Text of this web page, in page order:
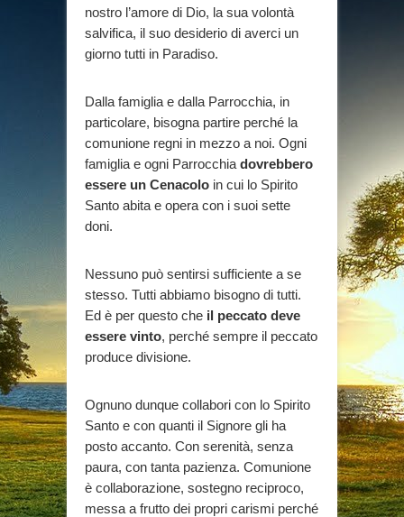
nostro l’amore di Dio, la sua volontà
salvifica, il suo desiderio di averci un
giorno tutti in Paradiso.
Dalla famiglia e dalla Parrocchia, in
particolare, bisogna partire perché la
comunione regni in mezzo a noi. Ogni
famiglia e ogni Parrocchia dovrebbero
essere un Cenacolo in cui lo Spirito
Santo abita e opera con i suoi sette
doni.
Nessuno può sentirsi sufficiente a se
stesso. Tutti abbiamo bisogno di tutti.
Ed è per questo che il peccato deve
essere vinto, perché sempre il peccato
produce divisione.
Ognuno dunque collabori con lo Spirito
Santo e con quanti il Signore gli ha
posto accanto. Con serenità, senza
paura, con tanta pazienza. Comunione
è collaborazione, sostegno reciproco,
messa a frutto dei propri carismi perché